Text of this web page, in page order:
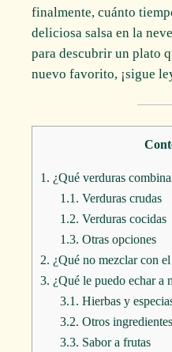
finalmente, cuánto
deliciosa salsa en la
para descubrir un plato
nuevo favorito, ¡sigue
1. ¿Qué verduras
1.1. Verduras crudas
1.2. Verduras cocidas
1.3. Otras opciones
2. ¿Qué no mezclar con
3. ¿Qué le puedo echar a
3.1. Hierbas y
3.2. Otros ingredientes
3.3. Sabor a frutas